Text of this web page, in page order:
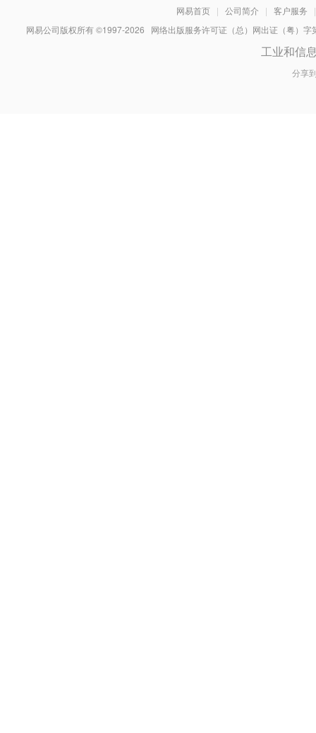
网易首页 | 公司简介 | 客户服务
|
网易公司版权所有 ©1997-2026 网络出版服务许可证（总）网出证（粤）
工业和信
分享